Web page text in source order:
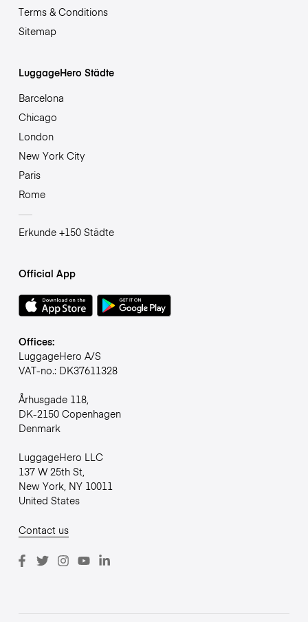
Terms & Conditions
Sitemap
LuggageHero Städte
Barcelona
Chicago
London
New York City
Paris
Rome
Erkunde +150 Städte
Official App
Offices:
LuggageHero A/S
VAT-no.: DK37611328
Århusgade 118,
DK-2150 Copenhagen
Denmark
LuggageHero LLC
137 W 25th St,
New York, NY 10011
United States
Contact us